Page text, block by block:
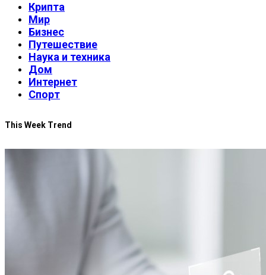
Крипта
Мир
Бизнес
Путешествие
Наука и техника
Дом
Интернет
Спорт
This Week Trend